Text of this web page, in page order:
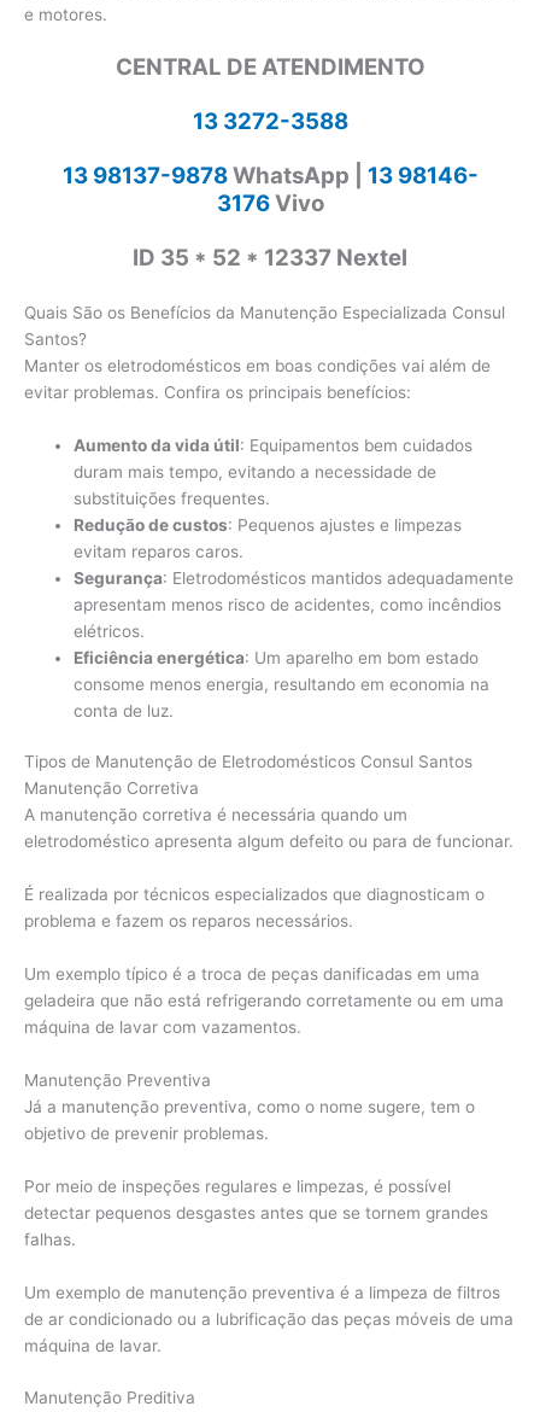
e motores.
CENTRAL DE ATENDIMENTO
13 3272-3588
13 98137-9878WhatsApp | 13 98146-
3176Vivo
ID 35 * 52 * 12337 Nextel
Quais São os Benefícios da Manutenção Especializada Consul
Santos?
Manter os eletrodomésticos em boas condições vai além de
evitar problemas. Confira os principais benefícios:
Aumento da vida útil: Equipamentos bem cuidados
duram mais tempo, evitando a necessidade de
substituições frequentes.
Redução de custos: Pequenos ajustes e limpezas
evitam reparos caros.
Segurança: Eletrodomésticos mantidos adequadamente
apresentam menos risco de acidentes, como incêndios
elétricos.
Eficiência energética: Um aparelho em bom estado
consome menos energia, resultando em economia na
conta de luz.
Tipos de Manutenção de Eletrodomésticos Consul Santos
Manutenção Corretiva
A manutenção corretiva é necessária quando um
eletrodoméstico apresenta algum defeito ou para de funcionar.
É realizada por técnicos especializados que diagnosticam o
problema e fazem os reparos necessários.
Um exemplo típico é a troca de peças danificadas em uma
geladeira que não está refrigerando corretamente ou em uma
máquina de lavar com vazamentos.
Manutenção Preventiva
Já a manutenção preventiva, como o nome sugere, tem o
objetivo de prevenir problemas.
Por meio de inspeções regulares e limpezas, é possível
detectar pequenos desgastes antes que se tornem grandes
falhas.
Um exemplo de manutenção preventiva é a limpeza de filtros
de ar condicionado ou a lubrificação das peças móveis de uma
máquina de lavar.
Manutenção Preditiva